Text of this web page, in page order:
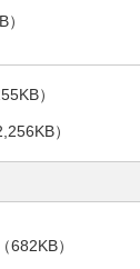
）
）
）
（682KB）